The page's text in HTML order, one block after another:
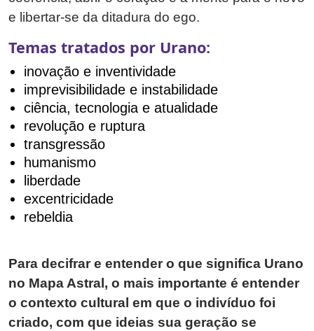
e libertar-se da ditadura do ego.
Temas tratados por Urano:
inovação e inventividade
imprevisibilidade e instabilidade
ciência, tecnologia e atualidade
revolução e ruptura
transgressão
humanismo
liberdade
excentricidade
rebeldia
Para decifrar e entender o que significa Urano
no Mapa Astral, o mais importante é entender
o contexto cultural em que o indivíduo foi
criado, com que ideias sua geração se